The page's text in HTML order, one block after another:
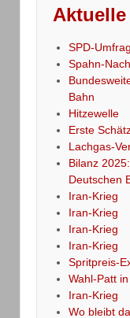
SPD-
Spahn-
Bahn
Hitzewelle
Erste
Lachgas-
Bilanz
Deutschen
Iran-Krieg
Iran-Krieg
Iran-Krieg
Iran-Krieg
Spritpreis-
Wahl-Patt
Iran-Krieg
Wo bleibt